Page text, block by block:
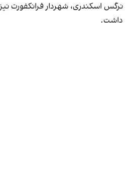
نرگس اسکندری، شهردار فرانکفورت
داشت.